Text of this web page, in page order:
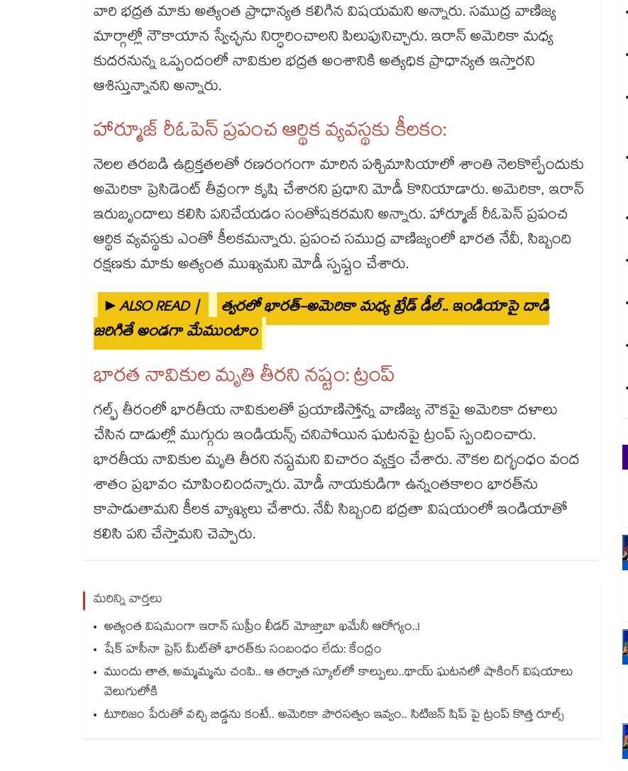
వారి భద్రత మాకు అత్యంత ప్రాధాన్యత కలిగిన విషయమని అన్నారు. సముద్ర వాణిజ్య
మార్గాల్లో నౌకాయాన స్వేచ్ఛను నిర్ధారించాలని పిలుపునిచ్చారు. ఇరాన్ అమెరికా మధ్య
కుదరనున్న ఒప్పందంలో నావికుల భద్రత అంశానికి అత్యధిక ప్రాధాన్యత ఇస్తారని
ఆశిస్తున్నానని అన్నారు.
హార్మూజ్ రీఓపెన్ ప్రపంచ ఆర్థిక వ్యవస్థకు కీలకం:
నెలల తరబడి ఉద్రిక్తతలతో రణరంగంగా మారిన పశ్చిమాసియాలో శాంతి నెలకొల్పేందుకు
అమెరికా ప్రెసిడెంట్ తీవ్రంగా కృషి చేశారని ప్రధాని మోడీ కొనియాడారు. అమెరికా, ఇరాన్
ఇరుబృందాలు కలిసి పనిచేయడం సంతోషకరమని అన్నారు. హార్మూజ్ రీఓపెన్ ప్రపంచ
ఆర్థిక వ్యవస్థకు ఎంతో కీలకమన్నారు. ప్రపంచ సముద్ర వాణిజ్యంలో భారత నేవీ, సిబ్బంది
రక్షణకు మాకు అత్యంత ముఖ్యమని మోడీ స్పష్టం చేశారు.
►ALSO READ |
త్వరలో భారత్-అమెరికా మధ్య ట్రేడ్ డీల్.. ఇండియాపై దాడి
జరిగితే అండగా మేముంటాం
భారత నావికుల మృతి తీరని నష్టం: ట్రంప్
గల్ఫ్ తీరంలో భారతీయ నావికులతో ప్రయాణిస్తోన్న వాణిజ్య నౌకపై అమెరికా దళాలు
చేసిన దాడుల్లో ముగ్గురు ఇండియన్స్ చనిపోయిన ఘటనపై ట్రంప్ స్పందించారు.
భారతీయ నావికుల మృతి తీరని నష్టమని విచారం వ్యక్తం చేశారు. నౌకల దిగ్భంధం వంద
శాతం ప్రభావం చూపించిందన్నారు. మోడీ నాయకుడిగా ఉన్నంతకాలం భారత్‎ను
కాపాడుతామని కీలక వ్యాఖ్యలు చేశారు. నేవీ సిబ్బంది భద్రతా విషయంలో ఇండియాతో
కలిసి పని చేస్తామని చెప్పారు.
మరిన్ని వార్తలు
అత్యంత విషమంగా ఇరాన్ సుప్రీం లీడర్ మోజ్తాబా ఖమేనీ ఆరోగ్యం..!
షేక్ హసీనా ప్రెస్ మీట్‎తో భారత్‎కు సంబంధం లేదు: కేంద్రం
ముందు తాత, అమ్మమ్మను చంపి.. ఆ తర్వాత స్కూల్‌లో కాల్పులు..థాయ్ ఘటనలో షాకింగ్ విషయాలు
వెలుగులోకి
టూరిజం పేరుతో వచ్చి బిడ్డను కంటే.. అమెరికా పౌరసత్వం ఇవ్వం.. సిటిజన్ షిప్ పై ట్రంప్ కొత్త రూల్స్